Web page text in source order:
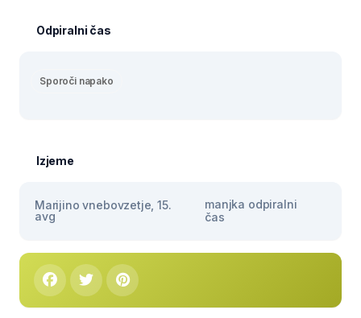
Odpiralni čas
Sporoči napako
Izjeme
Marijino vnebovzetje, 15.
avg
manjka odpiralni
čas